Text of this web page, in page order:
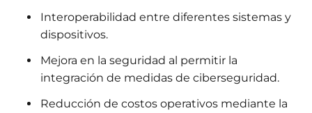
Interoperabilidad entre diferentes sistemas y
dispositivos.
Mejora en la seguridad al permitir la
integración de medidas de ciberseguridad.
Reducción de costos operativos mediante la